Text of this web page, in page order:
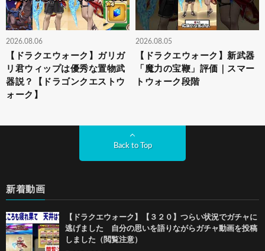
2026.08.06
【ドラクエウォーク】ガリガ
リ君ウィップは優秀な置物武
器説？【ドラゴンクエストウ
ォーク】
2026.08.05
【ドラクエウォーク】新武器
「魔力の宝鞭」評価｜スマー
トウォーク段階
Back to Top
新着動画
【ドラクエウォーク】【３２０】つらい状況でガチャに
逃げました 自分の思いを語りながらガチャ動画を投稿
しました（閲覧注意）